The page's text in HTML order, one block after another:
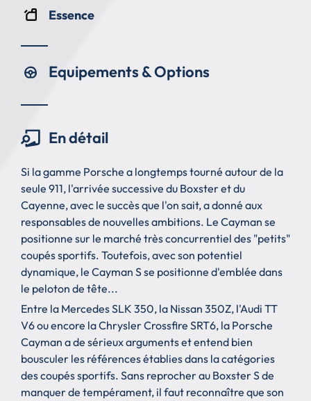
Essence
Equipements & Options
En détail
Si la gamme Porsche a longtemps tourné autour de la
seule 911, l'arrivée successive du Boxster et du
Cayenne, avec le succès que l'on sait, a donné aux
responsables de nouvelles ambitions. Le Cayman se
positionne sur le marché très concurrentiel des "petits"
coupés sportifs. Toutefois, avec son potentiel
dynamique, le Cayman S se positionne d'emblée dans
le peloton de tête...
Entre la Mercedes SLK 350, la Nissan 350Z, l'Audi TT
V6 ou encore la Chrysler Crossfire SRT6, la Porsche
Cayman a de sérieux arguments et entend bien
bousculer les références établies dans la catégories
des coupés sportifs. Sans reprocher au Boxster S de
manquer de tempérament, il faut reconnaître que son